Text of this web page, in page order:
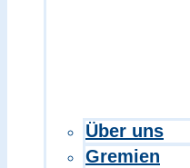
Über uns
Gremien